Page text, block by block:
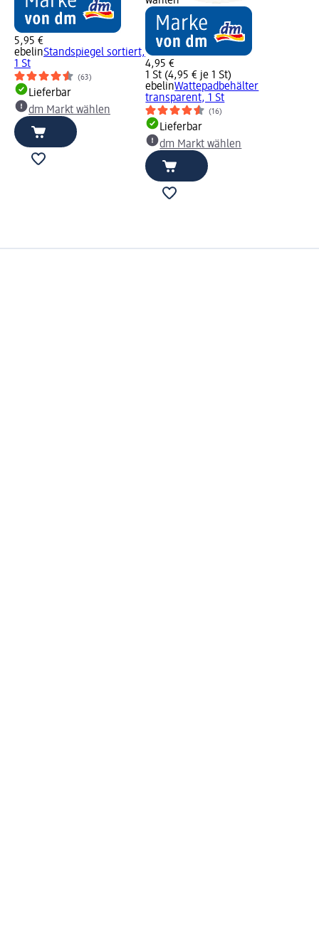
5,95 €
ebelinStandspiegel sortiert,
1 St
(63)
Lieferbar
dm Markt wählen
4,95 €
1 St (4,95 € je 1 St)
ebelinWattepadbehälter
transparent, 1 St
(16)
Lieferbar
dm Markt wählen